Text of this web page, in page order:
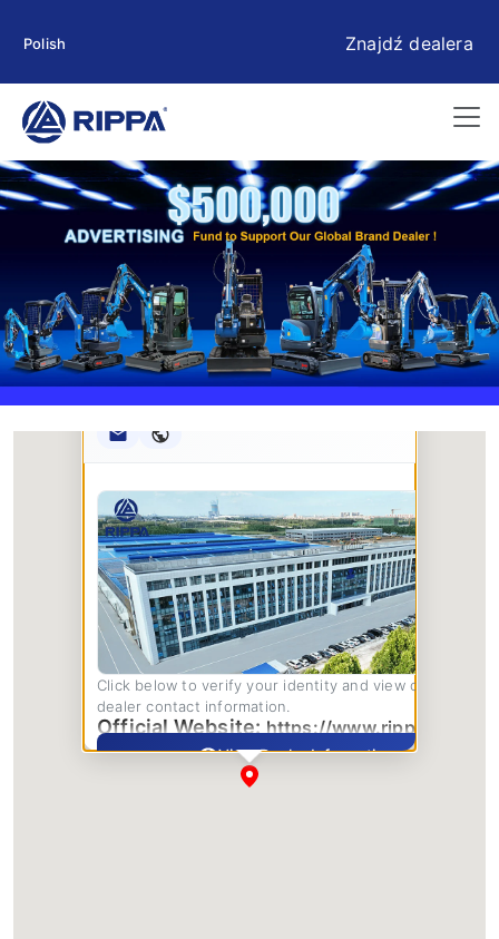
Polish Znajdź dealera
Rippa ****** oup
Click below to verify your identity and view complete
dealer contact information.
Official Website:https://www.rippa.com/
View Dealer Information